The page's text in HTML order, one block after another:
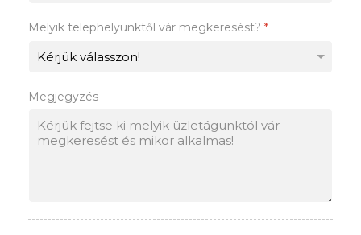
Melyik telephelyünktől vár megkeresést? *
Megjegyzés